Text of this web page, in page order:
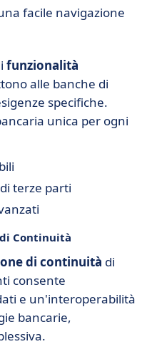
facile navigazione
funzionalità
alle banche di
specifiche.
unica per ogni
terze parti
Continuità
di continuità di
consente
e un'interoperabilità
bancarie,